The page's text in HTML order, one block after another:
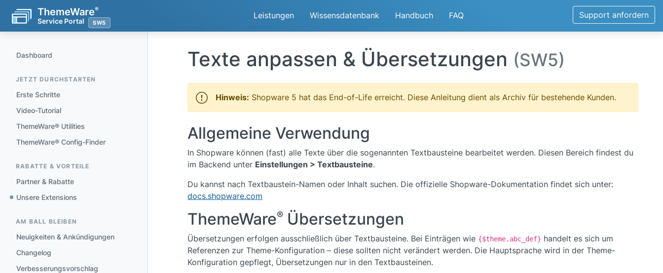
ThemeWare®
Service Portal
Leistungen Wissensdatenbank Handbuch FAQ Support anfordern
Dashboard
JETZT DURCHSTARTEN
Erste Schritte
Video-Tutorial
ThemeWare® Utilities
ThemeWare® Config-Finder
RABATTE & VORTEILE
Partner & Rabatte
Unsere Extensions
AM BALL BLEIBEN
Neuigkeiten & Ankündigungen
Changelog
Verbesserungsvorschlag
Texte anpassen & Übersetzungen (SW5)
Hinweis: Shopware 5 hat das End-of-Life erreicht. Diese Anleitung dient als Archiv für bestehende Kunden.
Allgemeine Verwendung
In Shopware können (fast) alle Texte über die sogenannten Textbausteine bearbeitet werden. Diesen Bereich findest du
im Backend unter Einstellungen > Textbausteine.
Du kannst nach Textbaustein-Namen oder Inhalt suchen. Die offizielle Shopware-Dokumentation findet sich unter:
docs.shopware.com
ThemeWare® Übersetzungen
Übersetzungen erfolgen ausschließlich über Textbausteine. Bei Einträgen wie {$theme.abc_def} handelt es sich um
Referenzen zur Theme-Konfiguration – diese sollten nicht verändert werden. Die Hauptsprache wird in der Theme-
Konfiguration gepflegt, Übersetzungen nur in den Textbausteinen.